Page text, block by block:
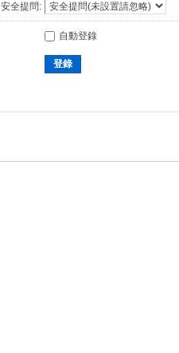
安全提問:
自動登錄
登錄